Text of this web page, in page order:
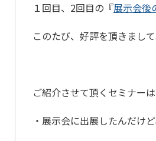
１回目、2回目の『展示会後
このたび、好評を頂きまし
ご紹介させて頂くセミナー
・展示会に出展したんだけ